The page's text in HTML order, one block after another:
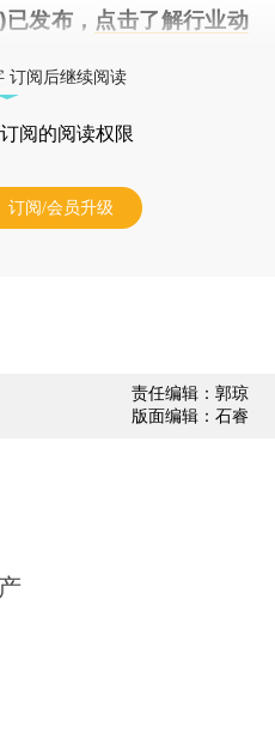
发布， 点击了解行业动
订阅后继续阅读
阅的阅读权限
订阅/会员升级
责任编辑：郭琼
版面编辑：石睿